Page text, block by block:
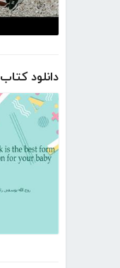
دانلود کتاب Breast milk is the best form of nutrition for your baby